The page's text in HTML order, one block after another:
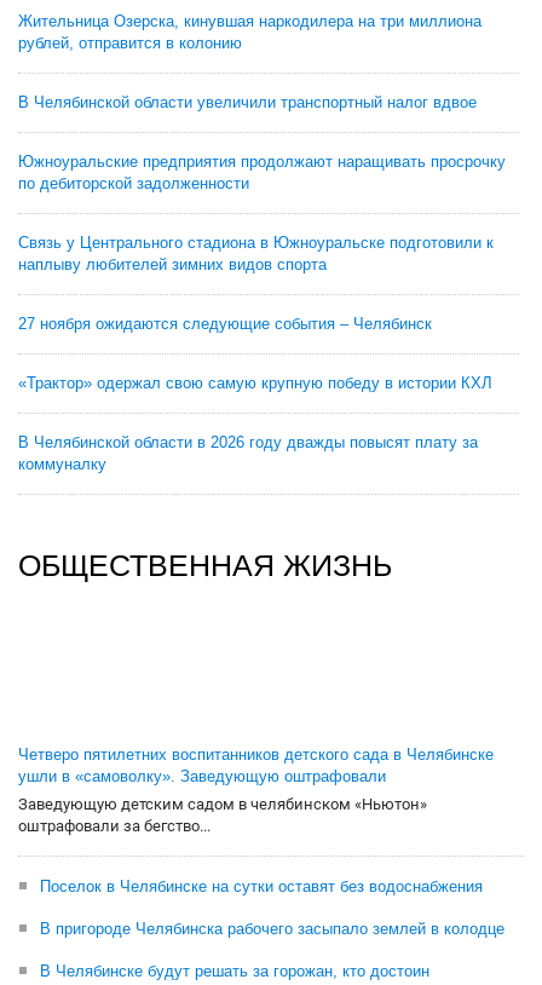
Жительница Озерска, кинувшая наркодилера на три миллиона
рублей, отправится в колонию
В Челябинской области увеличили транспортный налог вдвое
Южноуральские предприятия продолжают наращивать просрочку
по дебиторской задолженности
Связь у Центрального стадиона в Южноуральске подготовили к
наплыву любителей зимних видов спорта
27 ноября ожидаются следующие события – Челябинск
«Трактор» одержал свою самую крупную победу в истории КХЛ
В Челябинской области в 2026 году дважды повысят плату за
коммуналку
ОБЩЕСТВЕННАЯ ЖИЗНЬ
Четверо пятилетних воспитанников детского сада в Челябинске
ушли в «самоволку». Заведующую оштрафовали
Заведующую детским садом в челябинском «Ньютон»
оштрафовали за бегство...
Поселок в Челябинске на сутки оставят без водоснабжения
В пригороде Челябинска рабочего засыпало землей в колодце
В Челябинске будут решать за горожан, кто достоин